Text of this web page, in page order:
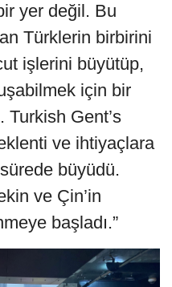
yer değil. Bu
Türklerin birbirini
işlerini büyütüp,
için bir
Turkish Gent’s
ve ihtiyaçlara
büyüdü.
ve Çin’in
başladı.”